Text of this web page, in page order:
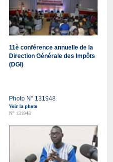
11è conférence annuelle de la
Direction Générale des Impôts
(DGI)
Photo N° 131948
Voir la photo
N° 131948